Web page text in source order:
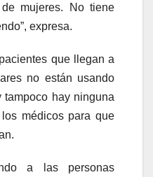
mujeres. No tiene
expresa.
que llegan a
no están usando
tampoco hay ninguna
médicos para que
a las personas